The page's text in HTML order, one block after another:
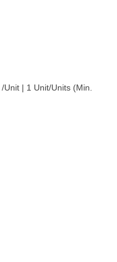
/Unit | 1 Unit/Units (Min.